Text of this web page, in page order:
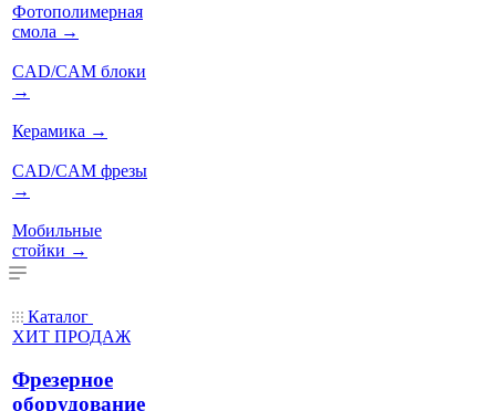
Фотополимерная
смола →
CAD/CAM блоки
→
Керамика →
CAD/CAM фрезы
→
Мобильные
стойки →
Каталог
ХИТ ПРОДАЖ
Фрезерное
оборудование